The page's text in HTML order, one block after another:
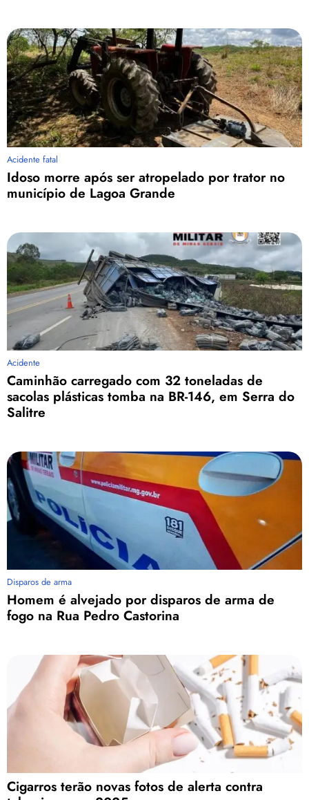
Acidente fatal
Idoso morre após ser atropelado por trator no
município de Lagoa Grande
Acidente
Caminhão carregado com 32 toneladas de
sacolas plásticas tomba na BR-146, em Serra do
Salitre
Disparos de arma
Homem é alvejado por disparos de arma de
fogo na Rua Pedro Castorina
Cigarros terão novas fotos de alerta contra